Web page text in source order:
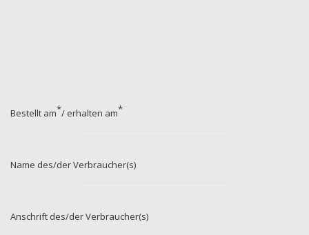
Bestellt am*/ erhalten am*
Name des/der Verbraucher(s)
Anschrift des/der Verbraucher(s)